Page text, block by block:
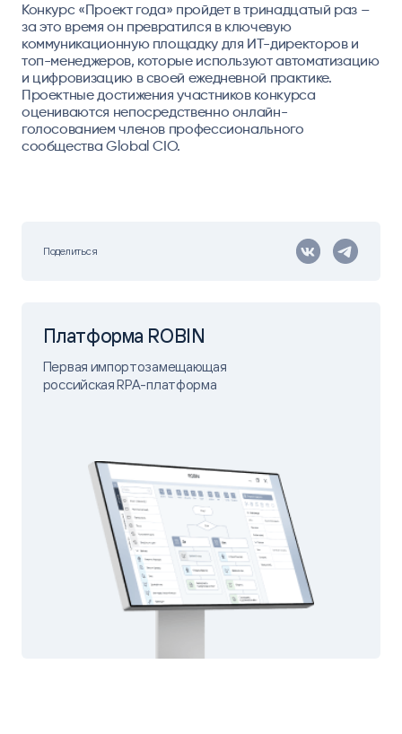
Поделиться
Конкурс «Проект года» пройдет в тринадцатый раз –
за это время он превратился в ключевую
коммуникационную площадку для ИТ-директоров и
топ-менеджеров, которые используют автоматизацию
и цифровизацию в своей ежедневной практике.
Проектные достижения участников конкурса
оцениваются непосредственно онлайн-
голосованием членов профессионального
сообщества Global CIO.
Платформа ROBIN
Первая импортозамещающая
российская RPA-платформа